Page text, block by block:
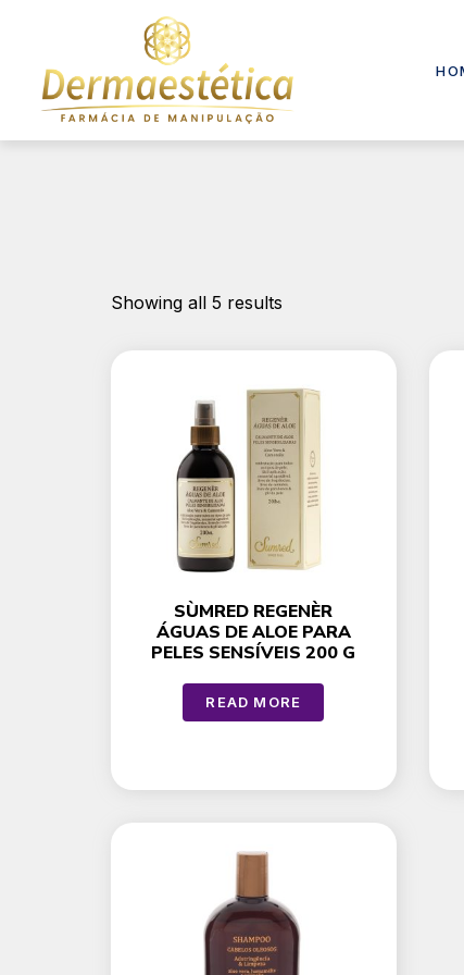
Showing all 5 results
SÙMRED REGENÈR
ÁGUAS DE ALOE PARA
PELES SENSÍVEIS 200 G
READ MORE